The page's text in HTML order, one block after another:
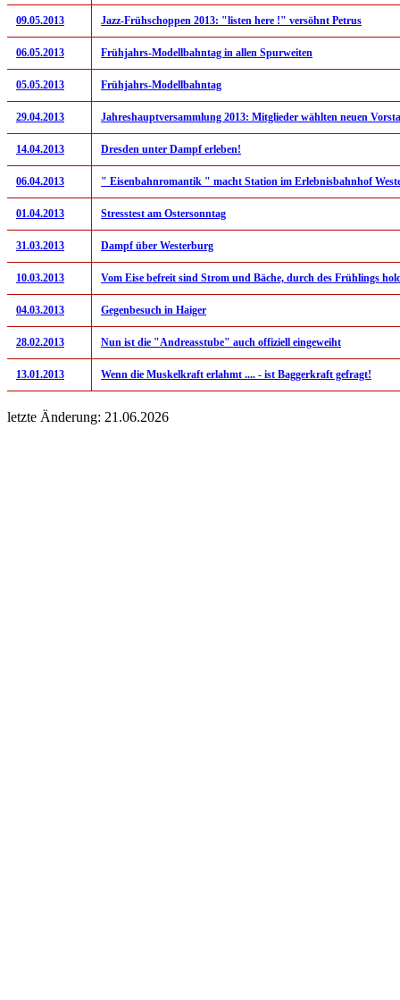
09.05.2013 Jazz-Frühschoppen 2013: "listen here !" versöhnt Petrus
06.05.2013 Frühjahrs-Modellbahntag in allen Spurweiten
05.05.2013 Frühjahrs-Modellbahntag
29.04.2013 Jahreshauptversammlung 2013: Mitglieder wählten neuen
14.04.2013 Dresden unter Dampf erleben!
06.04.2013 " Eisenbahnromantik " macht Station im Erlebnisbahnhof
01.04.2013 Stresstest am Ostersonntag
31.03.2013 Dampf über Westerburg
10.03.2013 Vom Eise befreit sind Strom und Bäche, durch des Frühlings
04.03.2013 Gegenbesuch in Haiger
28.02.2013 Nun ist die "Andreasstube" auch offiziell eingeweiht
13.01.2013 Wenn die Muskelkraft erlahmt .... - ist Baggerkraft gefragt!
letzte Änderung: 21.06.2026